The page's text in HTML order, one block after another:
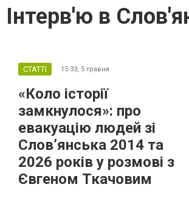
Інтерв'ю в
СТАТТІ 15:33, 5 травня
«Коло історії
замкнулося»: про
евакуацію людей зі
Слов’янська 2014 та
2026 років у розмові з
Євгеном Ткачовим